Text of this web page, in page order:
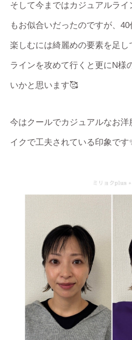
そして今まではカジュアルラ
もお似合いだったのですが、
楽しむには綺麗めの要素を足
ラインを攻めて行くと更にN様
いかと思います🥰
今はクールでカジュアルなお洋
イクで工夫されている印象です